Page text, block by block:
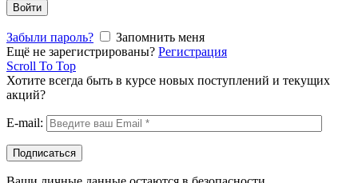
Войти
Забыли пароль?
Запомнить меня
Ещё не зарегистрированы? Регистрация
Scroll To Top
Хотите всегда быть в курсе новых поступлений и текущих
акций?
E-mail: